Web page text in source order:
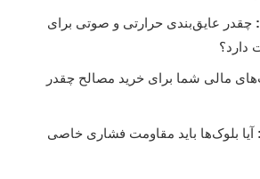
چقدر عایق‌بندی حرارتی و صوتی برای
دارد؟
مالی شما برای خرید مصالح چقدر
آیا بلوک‌ها باید مقاومت فشاری خاصی